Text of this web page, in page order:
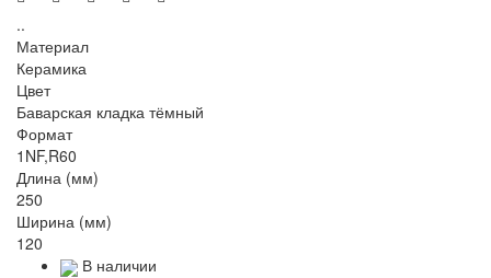
..
Материал
Керамика
Цвет
Баварская кладка тёмный
Формат
1NF,R60
Длина (мм)
250
Ширина (мм)
120
В наличии